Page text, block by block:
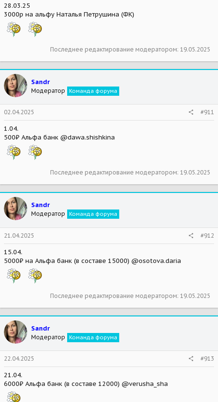
28.03.25
3000р на альфу Наталья Петрушина (ФК)
Последнее редактирование модератором: 19.05.2025
Sandr
Модератор Команда форума
02.04.2025 #911
1.04.
500₽ Альфа банк @dawa.shishkina
Последнее редактирование модератором: 19.05.2025
Sandr
Модератор Команда форума
21.04.2025 #912
15.04.
5000₽ на Альфа банк (в составе 15000) @osotova.daria
Последнее редактирование модератором: 19.05.2025
Sandr
Модератор Команда форума
22.04.2025 #913
21.04.
6000₽ Альфа банк (в составе 12000) @verusha_sha